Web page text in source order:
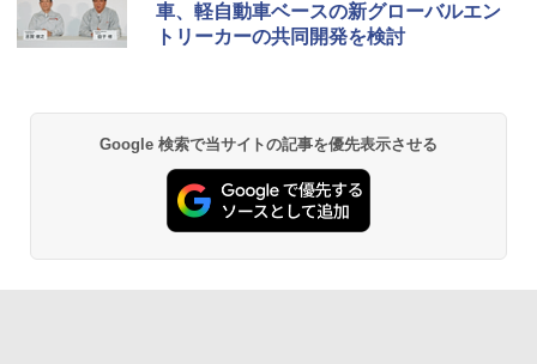
車、軽自動車ベースの新グローバルエン
トリーカーの共同開発を検討
Google 検索で当サイトの記事を優先表示させる